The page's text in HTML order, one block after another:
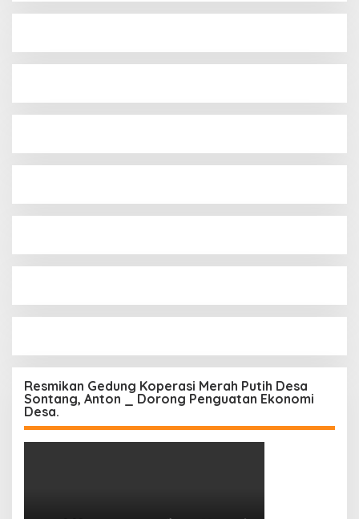
Resmikan Gedung Koperasi Merah Putih Desa
Sontang, Anton _ Dorong Penguatan Ekonomi
Desa.